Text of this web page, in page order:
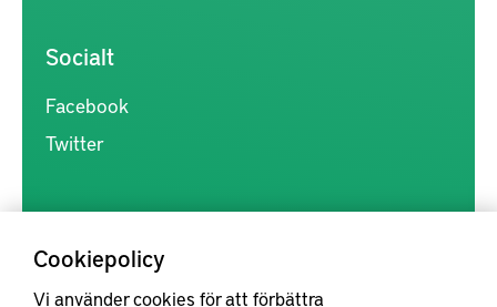
Cookiepolicy
Vi använder cookies för att förbättra
Socialt
Facebook
Twitter